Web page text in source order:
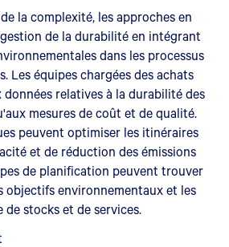
la complexité, les approches en
de la durabilité en intégrant
dans les processus
Les équipes chargées des achats
relatives à la durabilité des
mesures de coût et de qualité.
peuvent optimiser les itinéraires
et de réduction des émissions
de planification peuvent trouver
objectifs environnementaux et les
de stocks et de services.